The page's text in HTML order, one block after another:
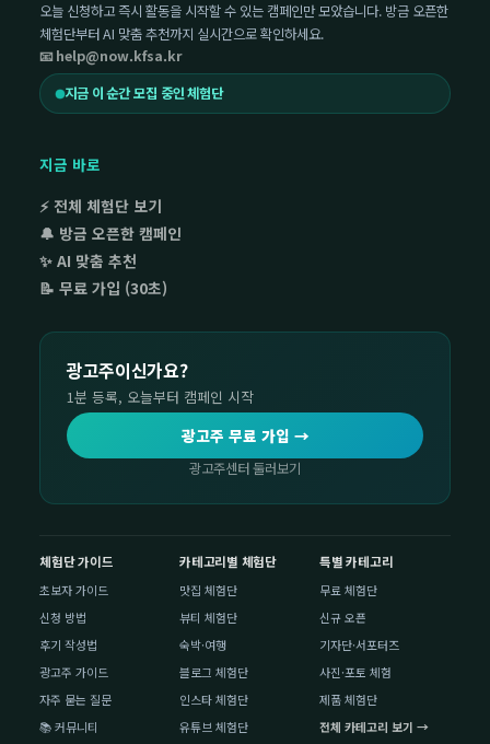
오늘 신청하고 즉시 활동을 시작할 수 있는 캠페인만 모았습니다. 방금 오픈한
체험단부터 AI 맞춤 추천까지 실시간으로 확인하세요.
📧 help@now.kfsa.kr
지금 이 순간 모집 중인 체험단
지금 바로
⚡ 전체 체험단 보기
🔔 방금 오픈한 캠페인
✨ AI 맞춤 추천
📝 무료 가입 (30초)
광고주이신가요?
1분 등록, 오늘부터 캠페인 시작
광고주 무료 가입 →
광고주센터 둘러보기
체험단 가이드
초보자 가이드
신청 방법
후기 작성법
광고주 가이드
자주 묻는 질문
📚 커뮤니티
카테고리별 체험단
맛집 체험단
뷰티 체험단
숙박·여행
블로그 체험단
인스타 체험단
유튜브 체험단
특별 카테고리
무료 체험단
신규 오픈
기자단·서포터즈
사진·포토 체험
제품 체험단
전체 카테고리 보기 →